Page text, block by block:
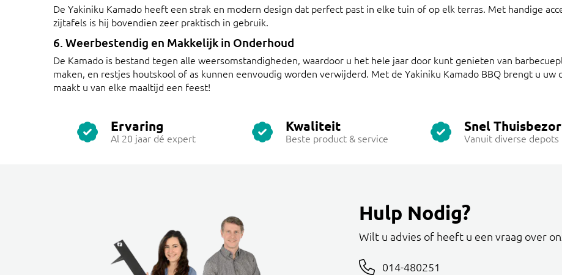
De Yakiniku Kamado heeft een strak en modern design dat perfect past in elke tuin of op elk terras. Met handige
zijtafels is hij bovendien zeer praktisch in gebruik.
6. Weerbestendig en Makkelijk in Onderhoud
De Kamado is bestand tegen alle weersomstandigheden, waardoor u het hele jaar door kunt genieten van
maken, en restjes houtskool of as kunnen eenvoudig worden verwijderd. Met de Yakiniku Kamado BBQ brengt u
maakt u van elke maaltijd een feest!
Ervaring
Al 20 jaar dé expert
Kwaliteit
Beste product & service
Snel
Vanuit diverse depots
Hulp Nodig?
Wilt u advies of heeft u een vraag over
014-480251